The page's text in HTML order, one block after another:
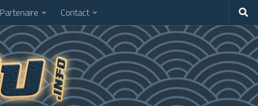
Partenaire Contact